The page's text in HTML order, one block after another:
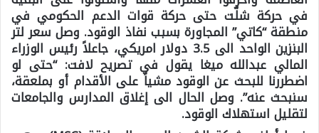
في حركة شلّت حتى حركة قوات الدعم الحكومي في
منطقة “كاتي” المجاورة بسبب نفاذ الوقود. وصل سعر لتر
البنزين الواحد الى 3.5 دولار امريكي، جاعلاً رئيس الوزراء
المالي عبدالله ميغا يقول في تصريح لافت: “حتى لو
اضطررنا للبحث عن الوقود مشياً على الأقدام أو بملعقة،
سنبحث عنه”. وصل الحال الى إغلاق المدارس والجامعات
لتقليل استهلاك الوقود.